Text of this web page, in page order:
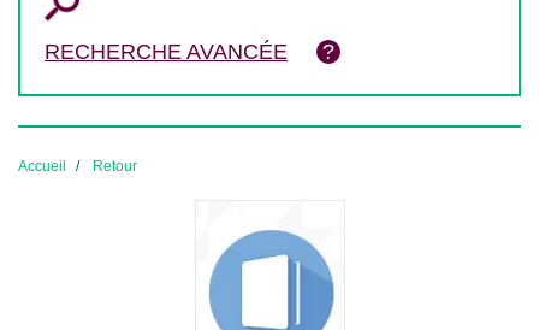
RECHERCHE AVANCÉE
Accueil Retour